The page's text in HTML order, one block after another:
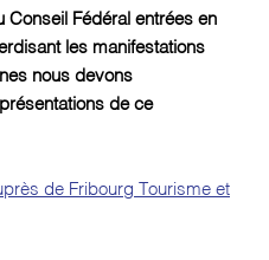
Conseil Fédéral entrées en
les manifestations
nous devons
de ce
de Fribourg Tourisme et